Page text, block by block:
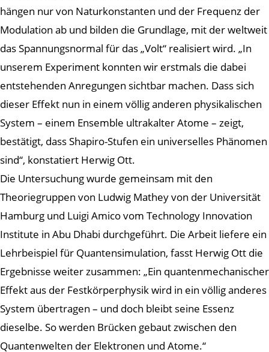
hängen nur von Naturkonstanten und der Frequenz der
Modulation ab und bilden die Grundlage, mit der weltweit
das Spannungsnormal für das „Volt“ realisiert wird. „In
unserem Experiment konnten wir erstmals die dabei
entstehenden Anregungen sichtbar machen. Dass sich
dieser Effekt nun in einem völlig anderen physikalischen
System – einem Ensemble ultrakalter Atome – zeigt,
bestätigt, dass Shapiro-Stufen ein universelles Phänomen
sind“, konstatiert Herwig Ott.
Die Untersuchung wurde gemeinsam mit den
Theoriegruppen von Ludwig Mathey von der Universität
Hamburg und Luigi Amico vom Technology Innovation
Institute in Abu Dhabi durchgeführt. Die Arbeit liefere ein
Lehrbeispiel für Quantensimulation, fasst Herwig Ott die
Ergebnisse weiter zusammen: „Ein quantenmechanischer
Effekt aus der Festkörperphysik wird in ein völlig anderes
System übertragen – und doch bleibt seine Essenz
dieselbe. So werden Brücken gebaut zwischen den
Quantenwelten der Elektronen und Atome.“